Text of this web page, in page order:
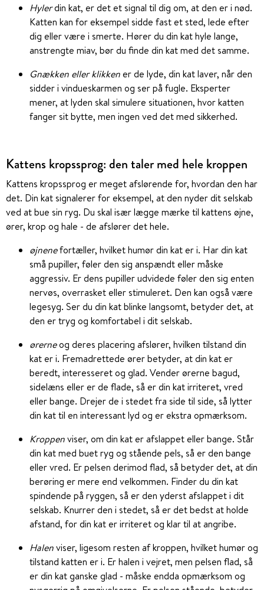
Hylerdin kat, er det et signal til dig om, at den er i nød.
Katten kan for eksempel sidde fast et sted, lede efter
dig eller være i smerte. Hører du din kat hyle lange,
anstrengte miav, bør du finde din kat med det samme.
Gnækken eller klikkener de lyde, din kat laver, når den
sidder i vindueskarmen og ser på fugle. Eksperter
mener, at lyden skal simulere situationen, hvor katten
fanger sit bytte, men ingen ved det med sikkerhed.
Kattens kropssprog: den taler med hele kroppen
Kattens kropssprog er meget afslørende for, hvordan den har
det. Din kat signalerer for eksempel, at den nyder dit selskab
ved at bue sin ryg. Du skal især lægge mærke til kattens øjne,
ører, krop og hale - de afslører det hele.
øjnenefortæller, hvilket humør din kat er i. Har din kat
små pupiller, føler den sig anspændt eller måske
aggressiv. Er dens pupiller udvidede føler den sig enten
nervøs, overrasket eller stimuleret. Den kan også være
legesyg. Ser du din kat blinke langsomt, betyder det, at
den er tryg og komfortabel i dit selskab.
ørerneog deres placering afslører, hvilken tilstand din
kat er i. Fremadrettede ører betyder, at din kat er
beredt, interesseret og glad. Vender ørerne bagud,
sidelæns eller er de flade, så er din kat irriteret, vred
eller bange. Drejer de i stedet fra side til side, så lytter
din kat til en interessant lyd og er ekstra opmærksom.
Kroppenviser, om din kat er afslappet eller bange. Står
din kat med buet ryg og stående pels, så er den bange
eller vred. Er pelsen derimod flad, så betyder det, at din
berøring er mere end velkommen. Finder du din kat
spindende på ryggen, så er den yderst afslappet i dit
selskab. Knurrer den i stedet, så er det bedst at holde
afstand, for din kat er irriteret og klar til at angribe.
Halenviser, ligesom resten af kroppen, hvilket humør og
tilstand katten er i. Er halen i vejret, men pelsen flad, så
er din kat ganske glad - måske endda opmærksom og